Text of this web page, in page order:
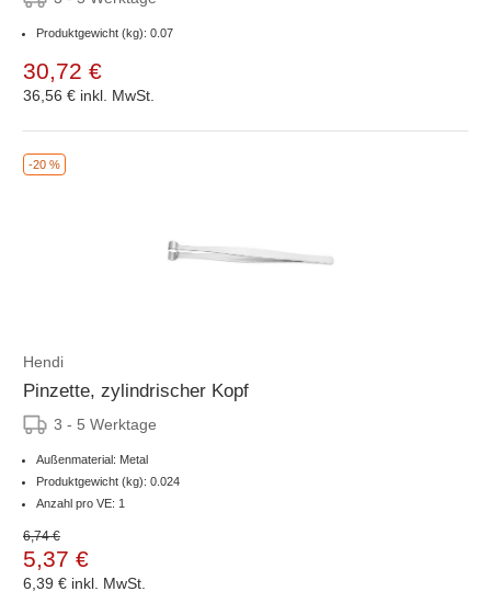
Produktgewicht (kg): 0.07
30,72 €
36,56 € inkl. MwSt.
-20 %
Hendi
Pinzette, zylindrischer Kopf
3 - 5 Werktage
Außenmaterial: Metal
Produktgewicht (kg): 0.024
Anzahl pro VE: 1
6,74 €
5,37 €
6,39 € inkl. MwSt.